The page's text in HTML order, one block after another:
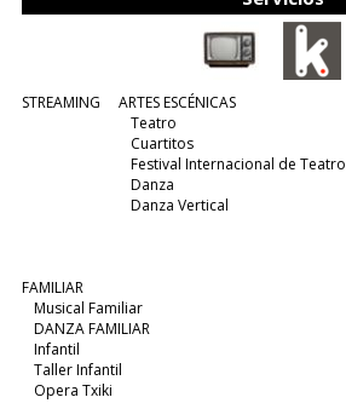
STREAMING
ARTES ESCÉNICAS
Teatro
Cuartitos
Festival Internacional de Teatro
Danza
Danza Vertical
FAMILIAR
Musical Familiar
DANZA FAMILIAR
Infantil
Taller Infantil
Opera Txiki